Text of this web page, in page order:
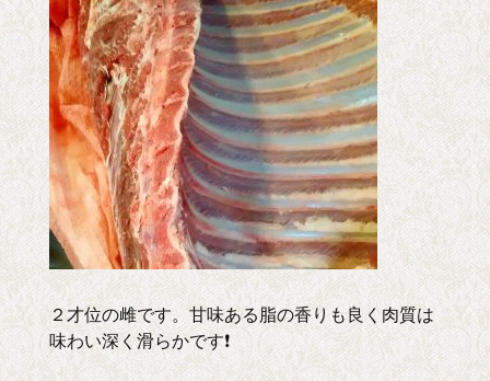
２才位の雌です。甘味ある脂の香りも良く肉質は
味わい深く滑らかです❗